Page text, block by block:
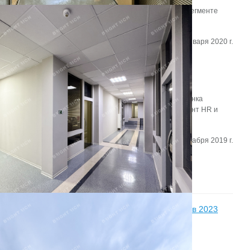
Knight Frank St Petersburg подвели итоги 2019 года в сегменте
и индустриальной недвижимости.
Камила Дата: 28 января 2020 г.
годовую прибыль компании на 26%?
офис становится инструментом маркетинга, игроки рынка
говорили в рамках дискуссии «Офис как инструмент HR и
Дата:17 декабря 2019 г.
Более 50% занятых офисов в Петербурге в 2023